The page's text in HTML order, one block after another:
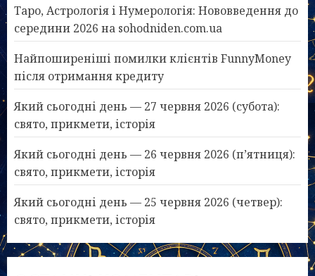
Таро, Астрологія і Нумерологія: Нововведення до
середини 2026 на sohodniden.com.ua
Найпоширеніші помилки клієнтів FunnyMoney
після отримання кредиту
Який сьогодні день — 27 червня 2026 (субота):
свято, прикмети, історія
Який сьогодні день — 26 червня 2026 (п’ятниця):
свято, прикмети, історія
Який сьогодні день — 25 червня 2026 (четвер):
свято, прикмети, історія